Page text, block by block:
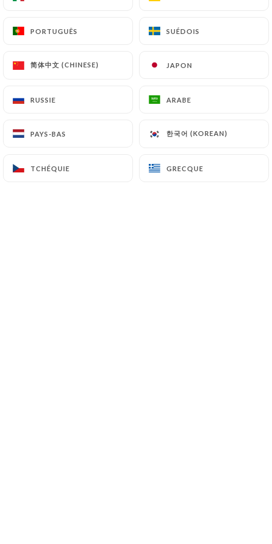
PORTUGUÊS SUÉDOIS
简体中文 (CHINESE) JAPON
RUSSIE ARABE
PAYS-BAS 한국어 (KOREAN)
TCHÉQUIE GRECQUE
Galerie
PORTUGUÊS SUÉDOIS
简体中文 (CHINESE) JAPON
RUSSIE ARABE
PAYS-BAS 한국어 (KOREAN)
TCHÉQUIE GRECQUE